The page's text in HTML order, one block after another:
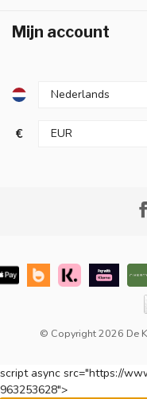
Mijn account
€
© Copyright 2026 De
script async src="https://
963253628">